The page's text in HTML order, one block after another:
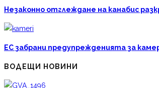
Незаконно отглеждане на канабис
ЕС забрани предупрежденията за
ВОДЕЩИ НОВИНИ